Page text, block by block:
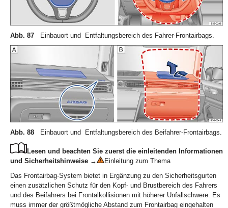
Abb. 87 Einbauort und Entfaltungsbereich des Fahrer-Frontairbags.
Abb. 88 Einbauort und Entfaltungsbereich des Beifahrer-Frontairbags.
Lesen und beachten Sie zuerst die einleitenden Informationen
und Sicherheitshinweise →
Einleitung zum Thema
Das Frontairbag-System bietet in Ergänzung zu den Sicherheitsgurten
einen zusätzlichen Schutz für den Kopf- und Brustbereich des Fahrers
und des Beifahrers bei Frontalkollisionen mit höherer Unfallschwere. Es
muss immer der größtmögliche Abstand zum Frontairbag eingehalten